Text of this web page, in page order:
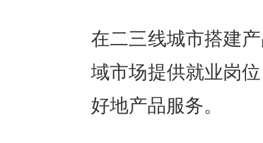
在二三线城市搭建
域市场提供就业岗
好地产品服务。